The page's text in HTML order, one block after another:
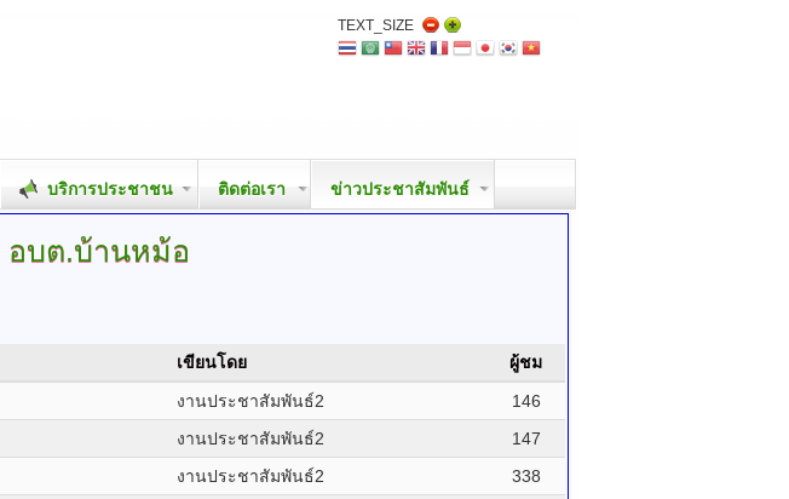
TEXT_SIZE
บริการประชาชน ติดต่อเรา ข่าวประชาสัมพันธ์
อบต.บ้านหม้อ
เขียนโดย
ผู้ชม
งานประชาสัมพันธ์2
146
งานประชาสัมพันธ์2
147
งานประชาสัมพันธ์2
338